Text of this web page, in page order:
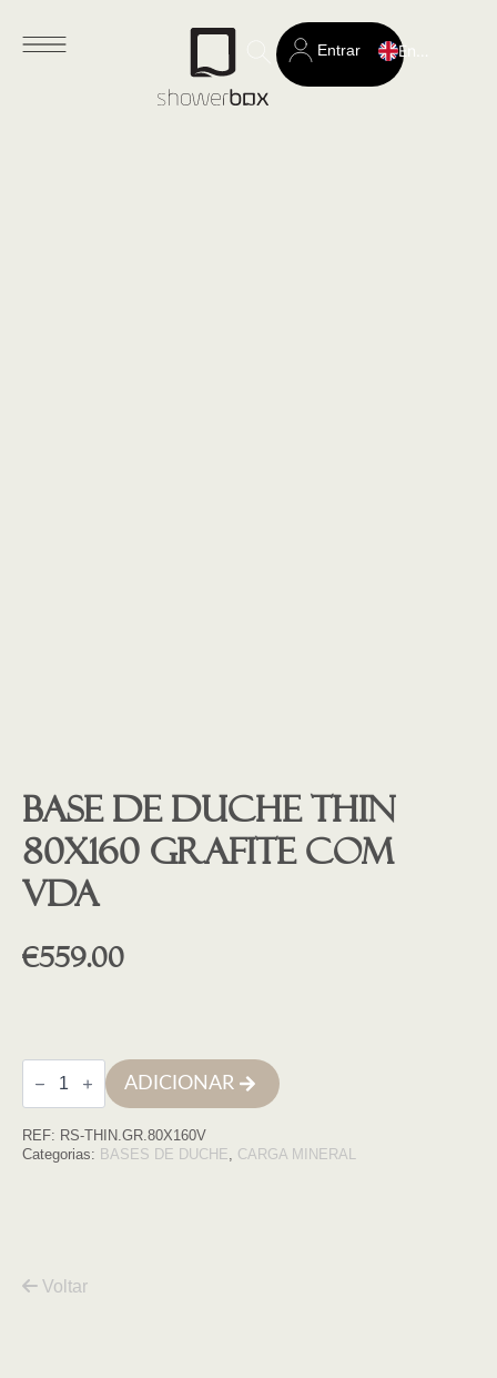
Search
for:
Entrar
Base de duche THIN
80X160 Grafite COM
VDA
€559.00
Quantidade
de
Base
duche
THIN
ADICIONAR
REF: RS-THIN.GR.80X160V
Categorias: BASES DE DUCHE, CARGA MINERAL
Voltar